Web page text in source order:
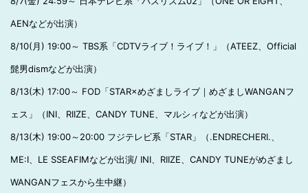
AENなどが出演）
8/10(月) 19:00～ TBS系「CDTVライブ！ライブ！」（ATEEZ、Official
髭男dismなどが出演）
8/13(木) 17:00～ FOD「STAR×めざましライブ｜めざましWANGANフ
ェス」（INI、RIIZE、CANDY TUNE、マルシィなどが出演）
8/13(木) 19:00～20:00 フジテレビ系「STAR」（.ENDRECHERI.、
ME:I、LE SSEAFIMなどが出演/ INI、RIIZE、CANDY TUNEがめざまし
WANGANフェスから生中継）